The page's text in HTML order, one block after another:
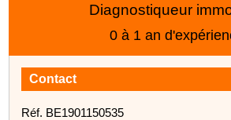
Diagnostiqueur
0 à 1 an
Contact
Réf. BE1901150535